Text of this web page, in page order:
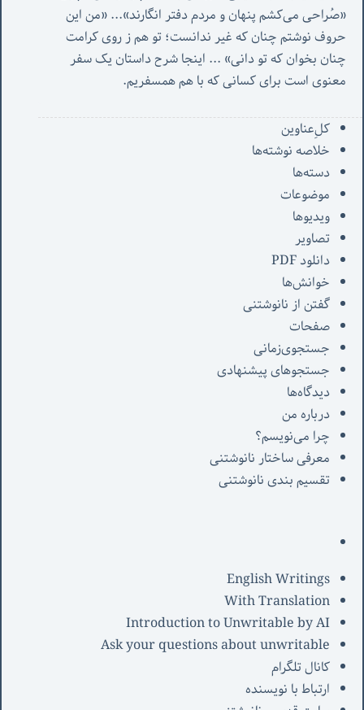
«صُراحی می‌کشم پنهان‌ و مردم‌ دفتر انگارند»... «
چنان بخوان که تو دانی» ...
معنوی است برای کسانی که با هم همسفریم.
کل‌ِعناوین
خلاصه نوشته‌ها
دسته‌ها
موضوعات
ویدیوها
تصاویر
دانلود PDF
خوانش‌ها
گفتن از نانوشتنی
صفحات
جستجوی‌زمانی
جستجوهای پیشنهادی
دیدگاه‌ها
درباره من
چرا می‌نویسم؟
معرفی‌ ساختار نانوشتنی
تقسیم بندی نانوشتنی
English Writings
With Translation
Introduction to Unwritable by AI
Ask your questions about unwritable
کانال تلگرام
ارتباط با نویسنده